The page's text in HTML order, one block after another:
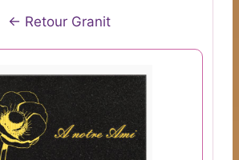
← Retour Granit